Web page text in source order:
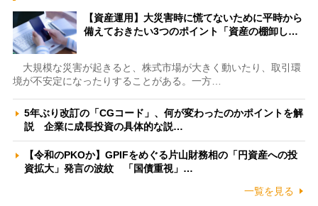
【資産運用】大災害時に慌てないために平時から
備えておきたい3つのポイント「資産の棚卸し…
大規模な災害が起きると、株式市場が大きく動いたり、取引環
境が不安定になったりすることがある。一方…
5年ぶり改訂の「CGコード」、何が変わったのかポイントを解
説 企業に成長投資の具体的な説…
【令和のPKOか】GPIFをめぐる片山財務相の「円資産への投
資拡大」発言の波紋 「国債重視」…
一覧を見る